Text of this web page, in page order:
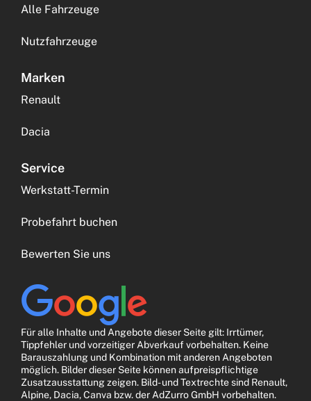
Alle Fahrzeuge
Nutzfahrzeuge
Marken
Renault
Dacia
Service
Werkstatt-Termin
Probefahrt buchen
Bewerten Sie uns
Für alle Inhalte und Angebote dieser Seite gilt: Irrtümer,
Tippfehler und vorzeitiger Abverkauf vorbehalten. Keine
Barauszahlung und Kombination mit anderen Angeboten
möglich. Bilder dieser Seite können aufpreispflichtige
Zusatzausstattung zeigen. Bild- und Textrechte sind Renault,
Alpine, Dacia, Canva bzw. der AdZurro GmbH vorbehalten.